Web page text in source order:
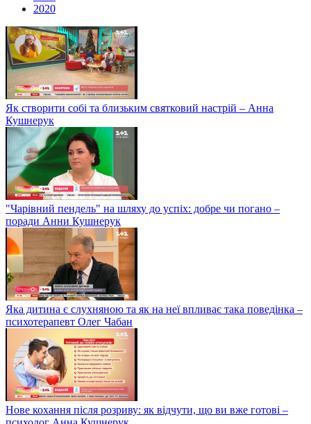
2020
Як створити собі та близьким святковий настрій – Анна
Кушнерук
"Чарівний пендель" на шляху до успіх: добре чи погано –
поради Анни Кушнерук
Яка дитина є слухняною та як на неї впливає така поведінка –
психотерапевт Олег Чабан
Нове кохання після розриву: як відчути, що ви вже готові –